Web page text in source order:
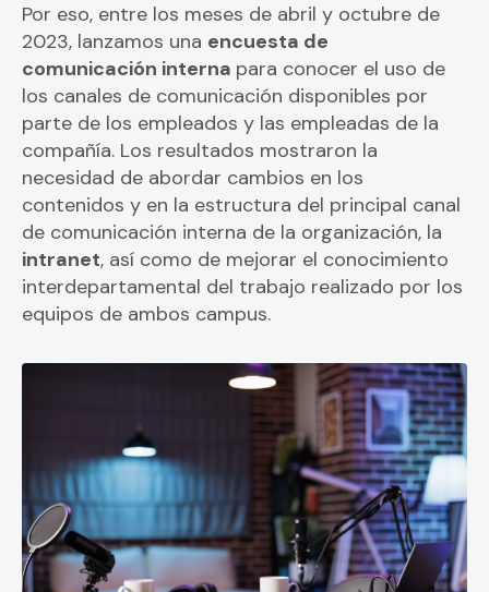
Por eso, entre los meses de abril y octubre de
2023, lanzamos una encuesta de
comunicación interna para conocer el uso de
los canales de comunicación disponibles por
parte de los empleados y las empleadas de la
compañía. Los resultados mostraron la
necesidad de abordar cambios en los
contenidos y en la estructura del principal canal
de comunicación interna de la organización, la
intranet, así como de mejorar el conocimiento
interdepartamental del trabajo realizado por los
equipos de ambos campus.